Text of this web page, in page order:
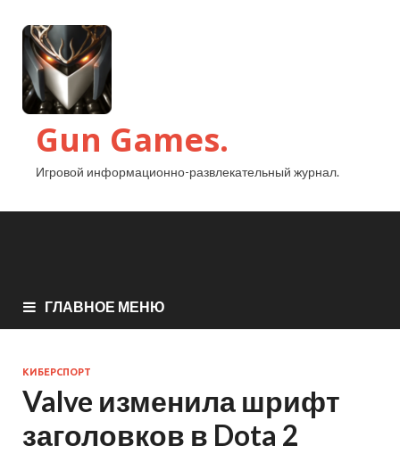
Gun Games.
Игровой информационно-развлекательный журнал.
ГЛАВНОЕ МЕНЮ
КИБЕРСПОРТ
Valve изменила шрифт
заголовков в Dota 2